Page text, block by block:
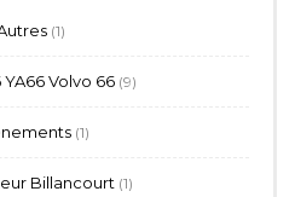
11
YA66 Volvo 66 99
11
Billancourt 11